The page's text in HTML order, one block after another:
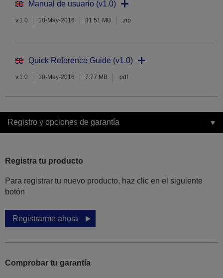
Manual de usuario (v1.0)
v.1.0 10-May-2016 31.51 MB .zip
Quick Reference Guide (v1.0)
v.1.0 10-May-2016 7.77 MB .pdf
Registro y opciones de garantía
Registra tu producto
Para registrar tu nuevo producto, haz clic en el siguiente
botón
Registrarme ahora
Comprobar tu garantía